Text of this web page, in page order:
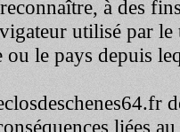
à des
utilisé par le
ou le pays depuis
liées